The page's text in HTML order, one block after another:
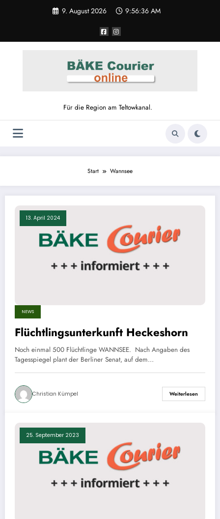
9. August 2026 9:56:36 AM
Für die Region am Teltowkanal.
Start Wannsee
13. April 2024
NEWS
Flüchtlingsunterkunft Heckeshorn
Noch einmal 500 Flüchtlinge WANNSEE. Nach Angaben des
Tagesspiegel plant der Berliner Senat, auf dem…
Christian Kümpel Weiterlesen
25. September 2023